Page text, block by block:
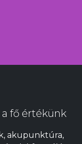
fő értékünk
akupunktúra,